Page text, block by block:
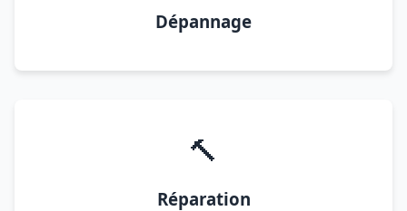
Dépannage
🔨
Réparation